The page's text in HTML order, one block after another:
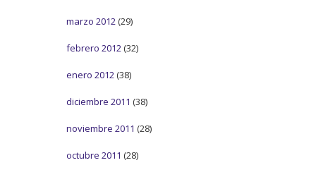
marzo 2012 (29)
febrero 2012 (32)
enero 2012 (38)
diciembre 2011 (38)
noviembre 2011 (28)
octubre 2011 (28)